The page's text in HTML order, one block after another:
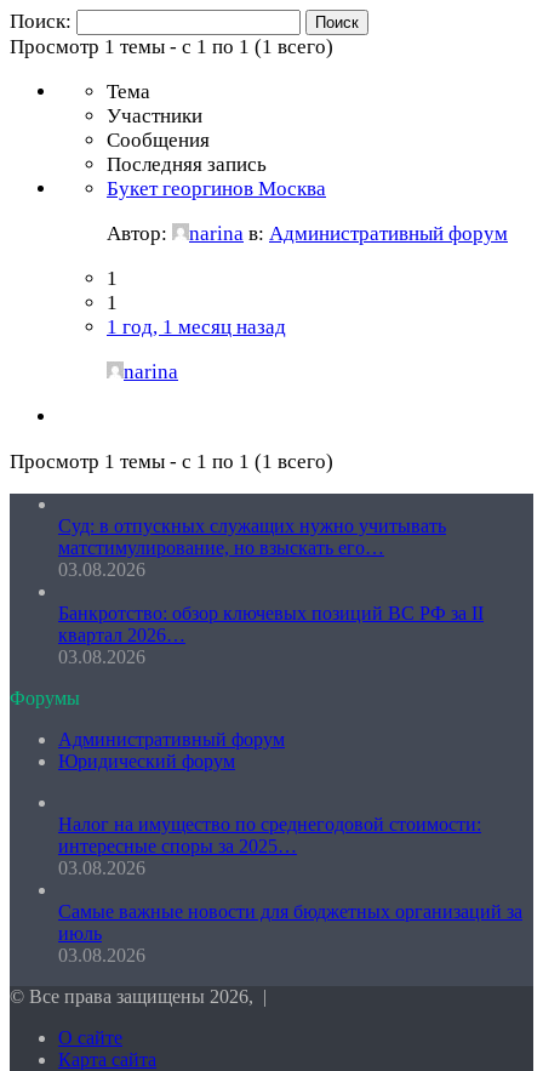
Поиск:
Просмотр 1 темы - с 1 по 1 (1 всего)
Тема
Участники
Сообщения
Последняя запись
Букет георгинов Москва
Автор:
narina в: Административный форум
1
1
1 год, 1 месяц назад
narina
Просмотр 1 темы - с 1 по 1 (1 всего)
Суд: в отпускных служащих нужно учитывать
матстимулирование, но взыскать его…
03.08.2026
Банкротство: обзор ключевых позиций ВС РФ за II
квартал 2026…
03.08.2026
Форумы
Административный форум
Юридический форум
Налог на имущество по среднегодовой стоимости:
интересные споры за 2025…
03.08.2026
Самые важные новости для бюджетных организаций за
июль
03.08.2026
© Все права защищены 2026, |
О сайте
Карта сайта